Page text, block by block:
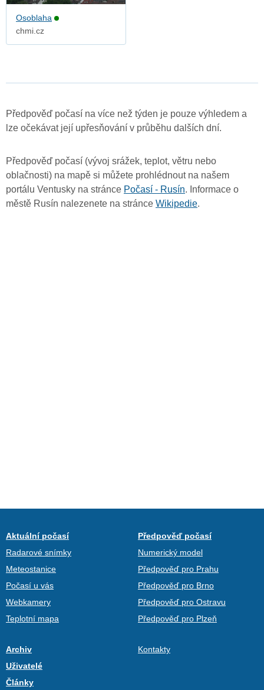
Osoblaha
chmi.cz
Předpověď počasí na více než týden je pouze výhledem a
lze očekávat její upřesňování v průběhu dalších dní.
Předpověď počasí (vývoj srážek, teplot, větru nebo
oblačnosti) na mapě si můžete prohlédnout na našem
portálu Ventusky na stránce Počasí - Rusín. Informace o
městě Rusín nalezenete na stránce Wikipedie.
Aktuální počasí
Radarové snímky
Meteostanice
Počasí u vás
Webkamery
Teplotní mapa
Předpověď počasí
Numerický model
Předpověď pro Prahu
Předpověď pro Brno
Předpověď pro Ostravu
Předpověď pro Plzeň
Archiv
Uživatelé
Články
Kontakty